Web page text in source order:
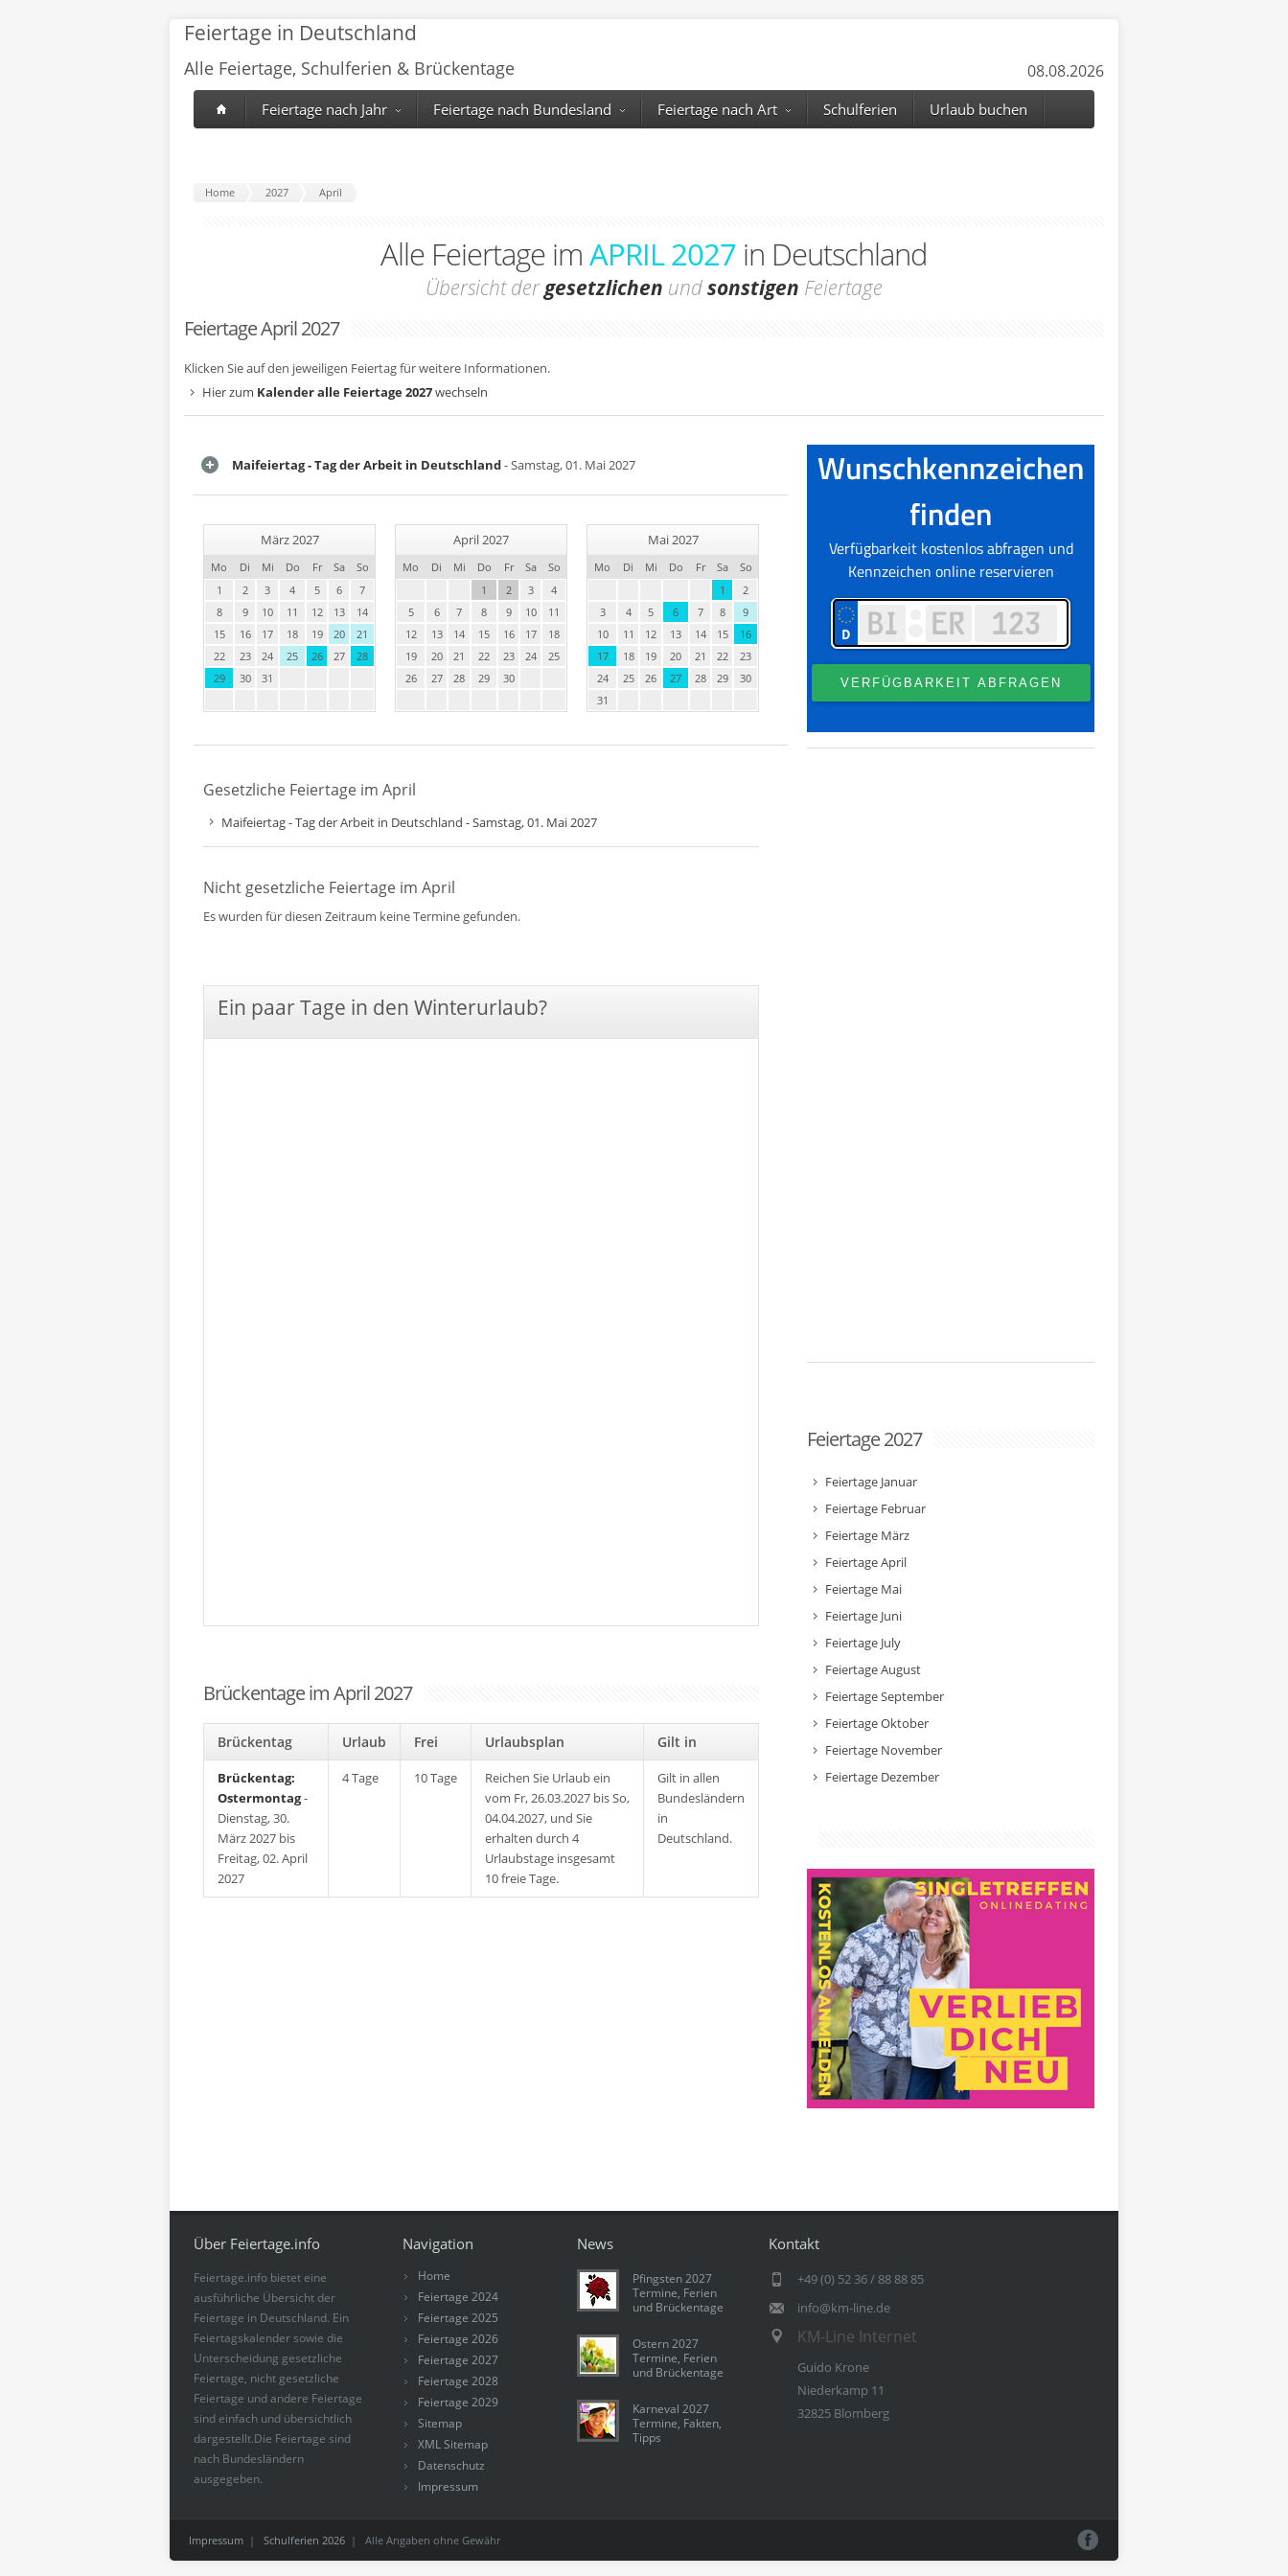
Feiertage in Deutschland
Alle Feiertage, Schulferien & Brückentage 08.08.2026
Feiertage nach Jahr Feiertage nach Bundesland Feiertage nach Art Schulferien Urlaub buchen
Home 2027 April
Alle Feiertage imAPRIL 2027 in Deutschland
Übersicht dergesetzlichen undsonstigen Feiertage
Feiertage April 2027
Klicken Sie auf den jeweiligen Feiertag für weitere Informationen.
Hier zum Kalender alle Feiertage 2027wechseln
Maifeiertag - Tag der Arbeit in Deutschland- Samstag, 01. Mai 2027
März 2027
Mo Di Mi Do Fr Sa
So
1
2 3 4 5 6
7
8
9 10 11 12 13
14
15
16 17 18 19 20
21
22
23 24 25 26 27
28
29
30 31
April 2027
Mo Di Mi Do Fr Sa
So
1
2 3
4
5
6 7 8 9 10
11
12
13 14 15 16 17
18
19
20 21 22 23 24
25
26
27 28 29 30
Mai 2027
Mo Di Mi Do Fr Sa
So
1
2
3
4 5 6 7 8
9
10
11 12 13 14 15
16
17
18 19 20 21 22
23
24
25 26 27 28 29
30
31
Gesetzliche Feiertage im April
Maifeiertag - Tag der Arbeit in Deutschland - Samstag, 01. Mai 2027
Nicht gesetzliche Feiertage im April
Es wurden für diesen Zeitraum keine Termine gefunden.
Ein paar Tage in den Winterurlaub?
Brückentage im April 2027
Brückentag Urlaub Frei Urlaubsplan Gilt in
Brückentag:
Ostermontag-
Dienstag, 30.
März 2027 bis
Freitag, 02. April
2027
4 Tage 10 Tage
Reichen Sie Urlaub ein
vom Fr, 26.03.2027 bis So,
04.04.2027, und Sie
erhalten durch 4
Urlaubstage insgesamt
10 freie Tage.
Gilt in allen
Bundesländern
in
Deutschland.
Feiertage 2027
Feiertage Januar
Feiertage Februar
Feiertage März
Feiertage April
Feiertage Mai
Feiertage Juni
Feiertage July
Feiertage August
Feiertage September
Feiertage Oktober
Feiertage November
Feiertage Dezember
Über Feiertage.info
Feiertage.info bietet eine
ausführliche Übersicht der
Feiertage in Deutschland. Ein
Feiertagskalender sowie die
Unterscheidung gesetzliche
Feiertage, nicht gesetzliche
Feiertage und andere Feiertage
sind einfach und übersichtlich
dargestellt.Die Feiertage sind
nach Bundesländern
ausgegeben.
Navigation
Home
Feiertage 2024
Feiertage 2025
Feiertage 2026
Feiertage 2027
Feiertage 2028
Feiertage 2029
Sitemap
XML Sitemap
Datenschutz
Impressum
News
Pfingsten 2027
Termine, Ferien
und Brückentage
Ostern 2027
Termine, Ferien
und Brückentage
Karneval 2027
Termine, Fakten,
Tipps
Kontakt
+49 (0) 52 36 / 88 88 85
info@km-line.de
KM-Line Internet
Guido Krone
Niederkamp 11
32825 Blomberg
Impressum | Schulferien 2026 | Alle Angaben ohne Gewähr